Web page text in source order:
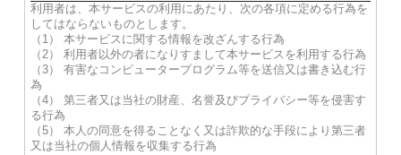
利用者は、本サービスの利用にあたり、次の各項に定める行為を
してはならないものとします。
（1） 本サービスに関する情報を改ざんする行為
（2） 利用者以外の者になりすまして本サービスを利用する行為
（3） 有害なコンピュータープログラム等を送信又は書き込む行
為
（4） 第三者又は当社の財産、名誉及びプライバシー等を侵害す
る行為
（5） 本人の同意を得ることなく又は詐欺的な手段により第三者
又は当社の個人情報を収集する行為